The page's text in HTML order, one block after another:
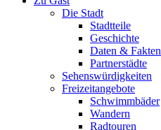
Die Stadt
Stadtteile
Geschichte
Daten & Fakten
Partnerstädte
Sehenswürdigkeiten
Freizeitangebote
Schwimmbäder
Wandern
Radtouren